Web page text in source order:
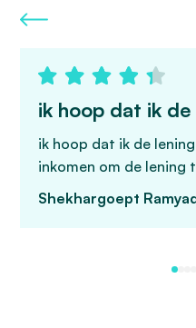
ik hoop dat ik
ik hoop dat ik de
inkomen om de lening
Shekhargoept